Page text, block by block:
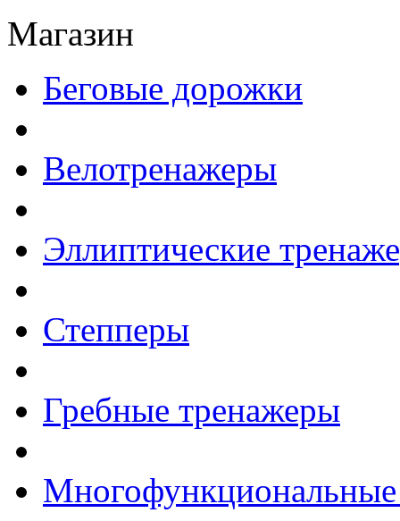
Магазин
Беговые дорожки
Велотренажеры
Эллиптические
Степперы
Гребные тренажеры